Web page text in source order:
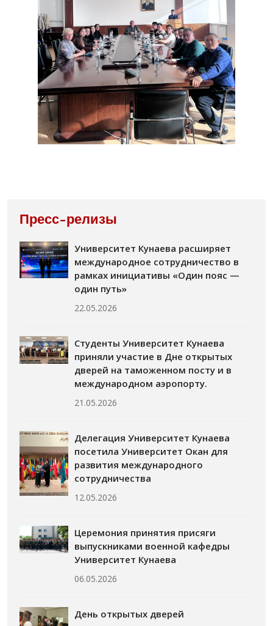
Пресс-релизы
Университет Кунаева расширяет
международное сотрудничество в
рамках инициативы «Один пояс —
один путь»
22.05.2026
Студенты Университет Кунаева
приняли участие в Дне открытых
дверей на таможенном посту и в
международном аэропорту.
21.05.2026
Делегация Университет Кунаева
посетила Университет Окан для
развития международного
сотрудничества
12.05.2026
Церемония принятия присяги
выпускниками военной кафедры
Университет Кунаева
06.05.2026
День открытых дверей